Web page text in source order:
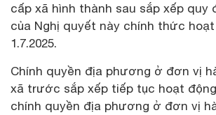
cấp xã hình thành sau sắp xếp quy
của Nghị quyết này chính thức
1.7.2025.
Chính quyền địa phương ở đơn vị
xã trước sắp xếp tiếp tục hoạt
chính quyền địa phương ở đơn vị